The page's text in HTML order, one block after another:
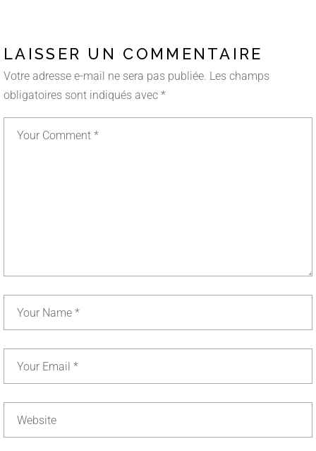
LAISSER UN COMMENTAIRE
Votre adresse e-mail ne sera pas publiée. Les champs
obligatoires sont indiqués avec *